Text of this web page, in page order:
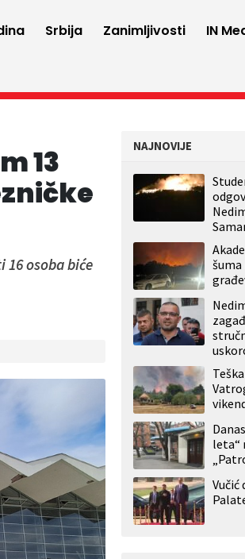
Srbija Zanimljivosti
IN
13
16 osoba biće
NAJNOVIJE
šuma
leta“
Vučić